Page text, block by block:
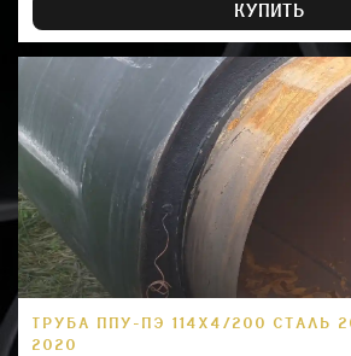
КУПИТЬ
ТРУБА ППУ-ПЭ 114Х4/200 СТАЛЬ
2020